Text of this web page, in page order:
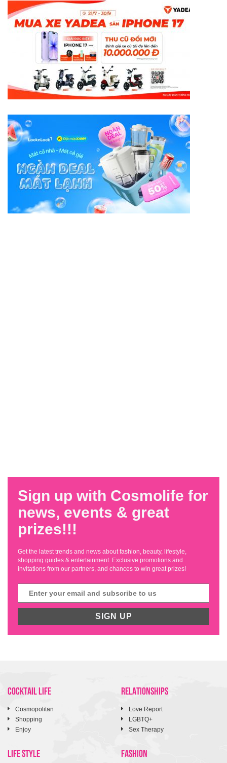
Sign up with Cosmolife for
news, events & great
prizes!!!
Get the latest trends and news about fashion, beauty, lifestyle,
shopping guides & entertainment. Exclusive promotions and
invitations from our partners, and chances to win great prizes!
SIGN UP
COCKTAIL LIFE
Cosmopolitan
Shopping
Enjoy
RELATIONSHIPS
Love Report
LGBTQ+
Sex Therapy
LIFE STYLE FASHION